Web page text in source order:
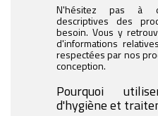
N'hésitez pas à
descriptives des
besoin. Vous y
d'informations
respectées par nos
conception.
Pourquoi
d'hygiène et